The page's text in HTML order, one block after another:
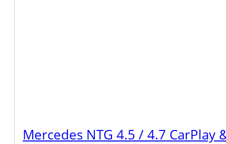
Mercedes NTG 4.5 / 4.7